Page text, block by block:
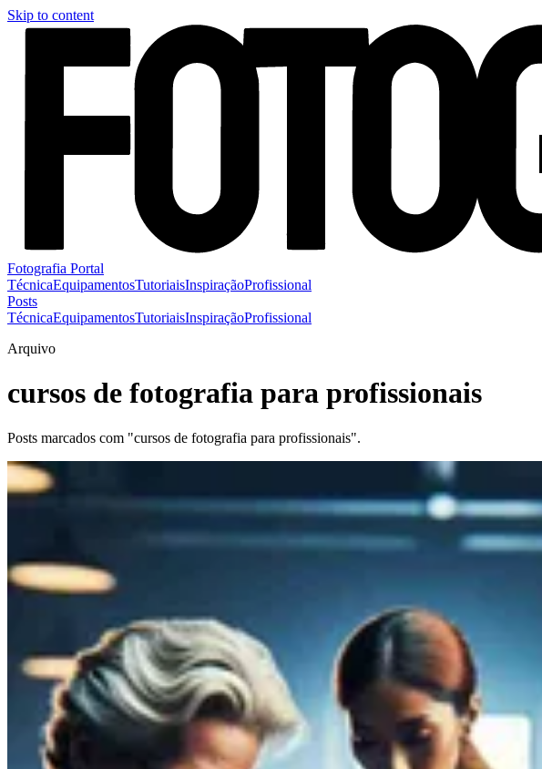
Skip to content
Fotografia Portal
TécnicaEquipamentosTutoriaisInspiraçãoProfissional
Posts
TécnicaEquipamentosTutoriaisInspiraçãoProfissional
Arquivo
cursos de fotografia para profissionais
Posts marcados com "cursos de fotografia para profissionais".